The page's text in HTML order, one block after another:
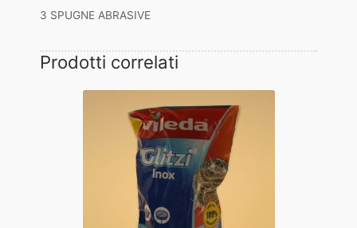
3 SPUGNE ABRASIVE
Prodotti correlati